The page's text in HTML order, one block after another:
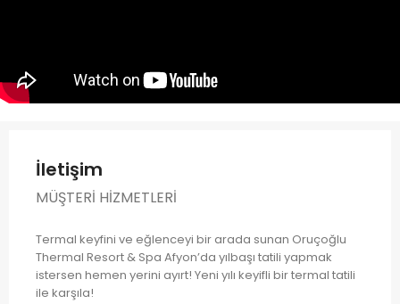
İletişim
MÜŞTERI HIZMETLERI
Termal keyfini ve eğlenceyi bir arada sunan Oruçoğlu
Thermal Resort & Spa Afyon’da yılbaşı tatili yapmak
istersen hemen yerini ayırt! Yeni yılı keyifli bir termal tatili
ile karşıla!